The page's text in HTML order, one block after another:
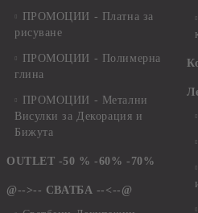
ПРОМОЦИИ - Платна за
рисуване
ПРОМОЦИИ - Полимерна
глина
ПРОМОЦИИ - Метални
Висулки за Декорация и
Бижута
OUTLET -50 % -60% -70%
@-->-- СВАТБА --<--@